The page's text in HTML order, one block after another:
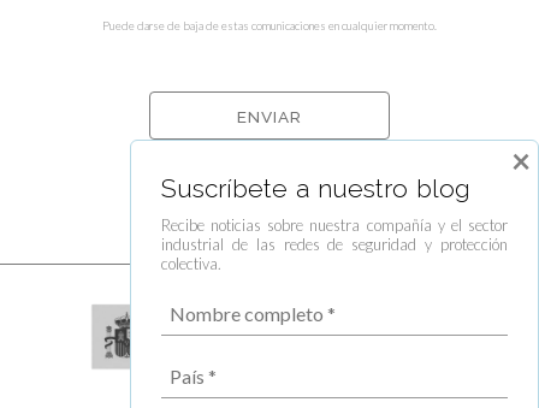
Puede darse de baja de estas comunicaciones en cualquier momento.
Suscríbete a nuestro blog
Recibe noticias sobre nuestra compañía y el sector
industrial de las redes de seguridad y protección
colectiva.
×